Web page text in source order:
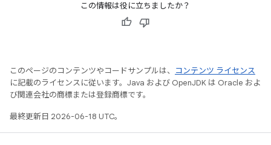
この情報は役に立ちましたか？
このページのコンテンツやコードサンプルは、
コンテンツ ライセンス
に記載のライセンスに従います。Java および OpenJDK は Oracle およ
び関連会社の商標または登録商標です。
最終更新日 2026-06-18 UTC。